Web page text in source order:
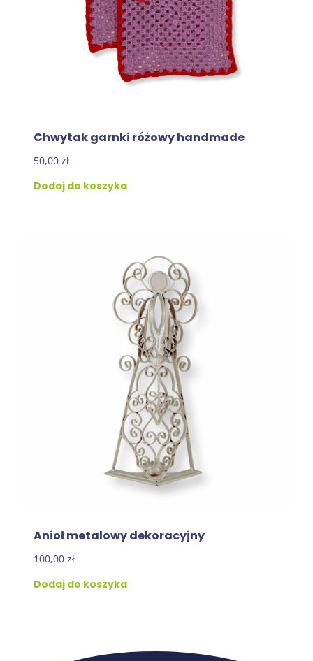
Chwytak garnki różowy handmade
50,00 zł
Dodaj do koszyka
Anioł metalowy dekoracyjny
100,00 zł
Dodaj do koszyka